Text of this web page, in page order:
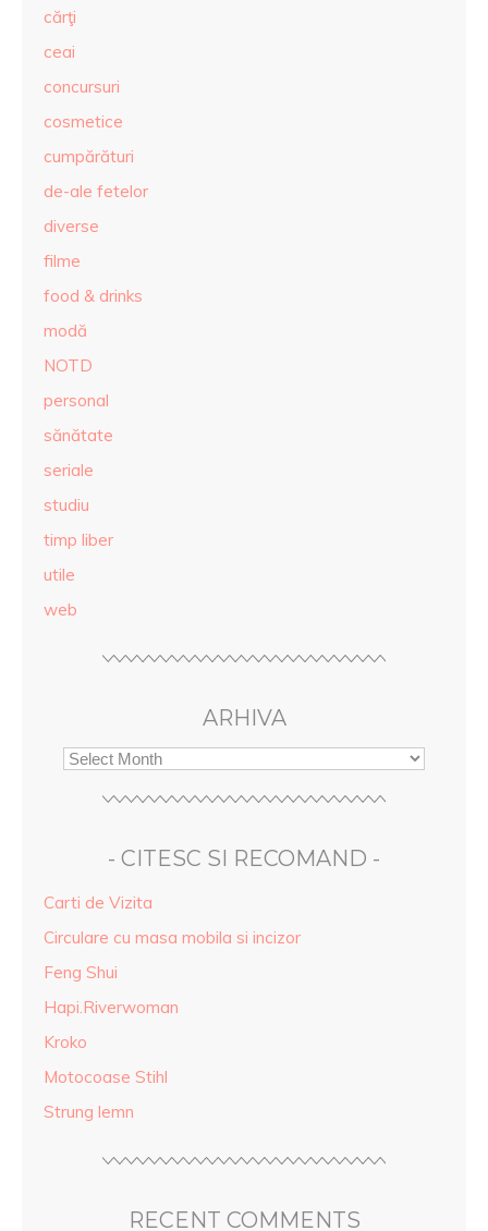
cărţi
ceai
concursuri
cosmetice
cumpărături
de-ale fetelor
diverse
filme
food & drinks
modă
NOTD
personal
sănătate
seriale
studiu
timp liber
utile
web
ARHIVA
- CITESC SI RECOMAND -
Carti de Vizita
Circulare cu masa mobila si incizor
Feng Shui
Hapi.Riverwoman
Kroko
Motocoase Stihl
Strung lemn
RECENT COMMENTS